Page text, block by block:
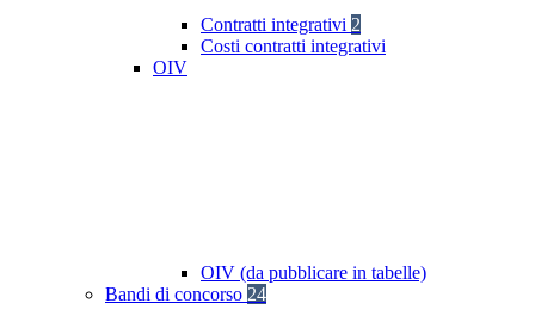
Contratti integrativi 2
Costi contratti integrativi
OIV
OIV (da pubblicare in tabelle)
Bandi di concorso 24